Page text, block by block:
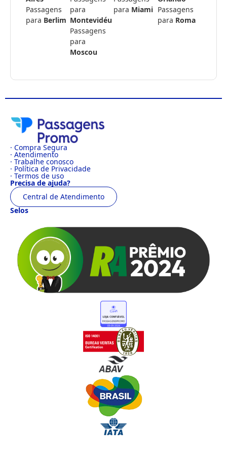
Passagens
para Berlim
para
Montevidéu
Passagens
para
Moscou
para Miami Passagens
para Roma
· Compra Segura
· Atendimento
· Trabalhe conosco
· Política de Privacidade
· Termos de uso
Precisa de ajuda?
Central de Atendimento
Selos